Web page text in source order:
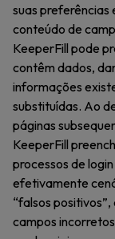
suas preferências
conteúdo de
KeeperFill pode
contêm dados,
informações
substituídas. Ao
páginas
KeeperFill
processos de
efetivamente
“falsos
campos